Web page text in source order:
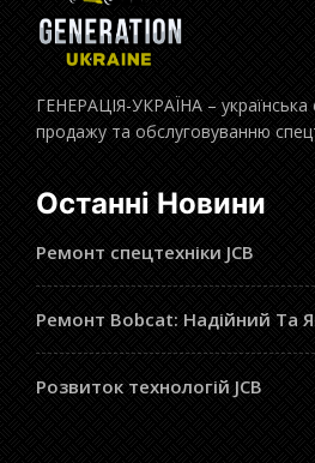
ГЕНЕРАЦІЯ-УКРАЇНА – українська
продажу та обслуговуванню
Останні Новини
Ремонт спецтехніки JCB
Ремонт Bobcat: Надійний Та
Розвиток технологій JCB